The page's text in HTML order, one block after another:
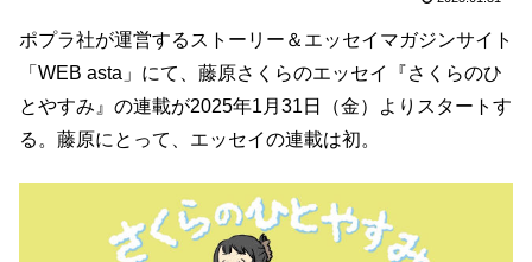
ポプラ社が運営するストーリー＆エッセイマガジンサイト
「WEB asta」にて、藤原さくらのエッセイ『さくらのひ
とやすみ』の連載が2025年1月31日（金）よりスタートす
る。藤原にとって、エッセイの連載は初。